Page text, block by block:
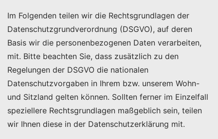
Im Folgenden teilen wir die Rechtsgrundlagen der
Datenschutzgrundverordnung (DSGVO), auf deren
Basis wir die personenbezogenen Daten verarbeiten,
mit. Bitte beachten Sie, dass zusätzlich zu den
Regelungen der DSGVO die nationalen
Datenschutzvorgaben in Ihrem bzw. unserem Wohn-
und Sitzland gelten können. Sollten ferner im Einzelfall
speziellere Rechtsgrundlagen maßgeblich sein, teilen
wir Ihnen diese in der Datenschutzerklärung mit.